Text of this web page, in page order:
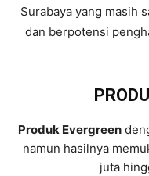
Surabaya yang masih
dan berpotensi
Produk Evergreen
namun hasilnya
juta